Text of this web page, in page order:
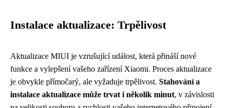
Instalace aktualizace: Trpělivost
Aktualizace MIUI je vzrušující událost, která přináší nové
funkce a vylepšení vašeho zařízení Xiaomi. Proces aktualizace
je obvykle přímočarý, ale vyžaduje trpělivost. Stahování a
instalace aktualizace může trvat i několik minut, v závislosti